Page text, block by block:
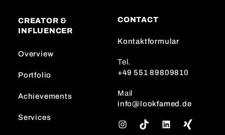
CREATOR &
INFLUENCER
Overview
Portfolio
Achievements
Services
CONTACT
Kontaktformular
Tel.
+49 551 89809810
Mail
info@lookfamed.de